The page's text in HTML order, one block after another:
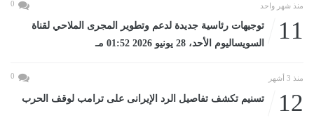
منذ شهر واحد 0
11
توجيهات رئاسية جديدة لدعم وتطوير المجرى الملاحي لقناة
السويساليوم الأحد، 28 يونيو 2026 01:52 مـ
منذ 3 أشهر 0
12 تسنيم تكشف تفاصيل الرد الإيرانى على ترامب لوقف الحرب